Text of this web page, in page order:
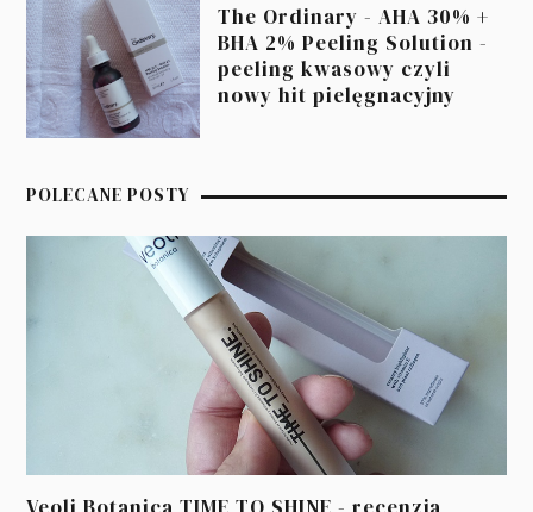
The Ordinary - AHA 30% +
BHA 2% Peeling Solution -
peeling kwasowy czyli
nowy hit pielęgnacyjny
POLECANE POSTY